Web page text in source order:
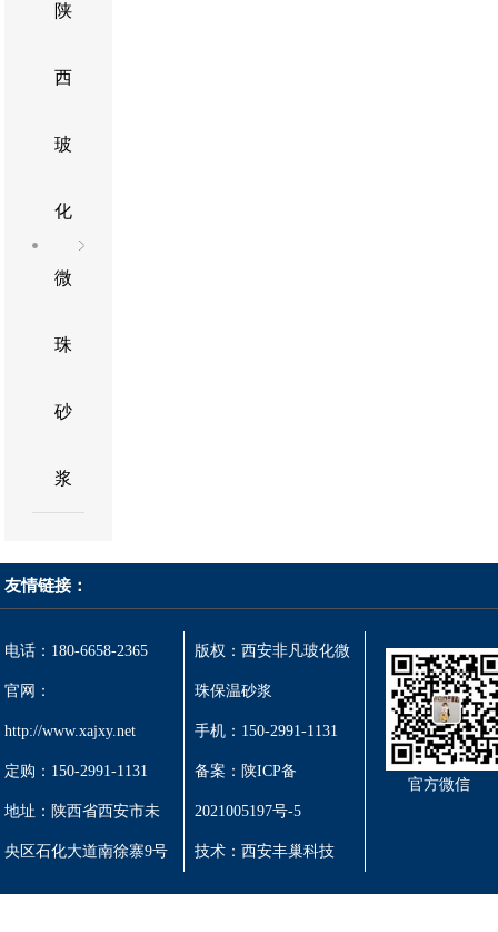
陕
西
玻
化
微
珠
砂
浆
友情链接：
官方微信
电话：180-6658-2365
官网：
http://www.xajxy.net
定购：150-2991-1131
地址：陕西省西安市未
央区石化大道南徐寨9号
版权：西安非凡玻化微
珠保温砂浆
手机：150-2991-1131
备案：陕ICP备
2021005197号-5
技术： 西安丰巢科技